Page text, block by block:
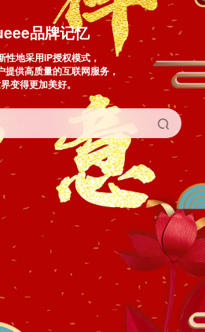
品牌记忆
性地采用IP授权模式，
提供高质量的互联网服务，
变得更加美好。